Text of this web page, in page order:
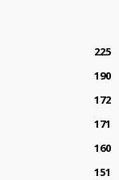
225
190
172
171
160
151